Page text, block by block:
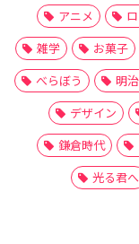
アニメ
雑学
お菓子
べらぼう
明
デザイン
鎌倉時代
光る君へ